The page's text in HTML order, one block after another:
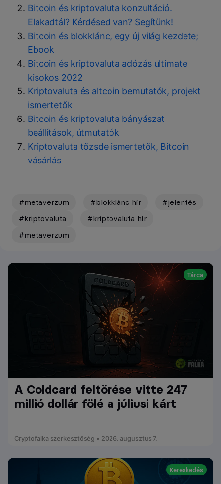
Bitcoin és kriptovaluta konzultáció.
Elakadtál? Kérdésed van? Segítünk!
Bitcoin és blokklánc, egy új világ kezdete;
Ebook
Bitcoin és kriptovaluta adózás ultimate
kisokos 2022
Kriptovaluta és altcoin bemutatók, projekt
ismertetők
Bitcoin és kriptovaluta bányászat
beállítások, útmutatók
Kriptovaluta tőzsde ismertetők, Bitcoin
vásárlás
#metaverzum #blokklánc hír
#jelentés
#kriptovaluta
#kriptovaluta hír
#metaverzum
Tárca
A Coldcard feltörése vitte 247
millió dollár fölé a júliusi kárt
Cryptofalka szerkesztőség • 2026. augusztus 7.
Kereskedés